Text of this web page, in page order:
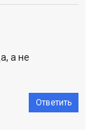
а не
Ответить